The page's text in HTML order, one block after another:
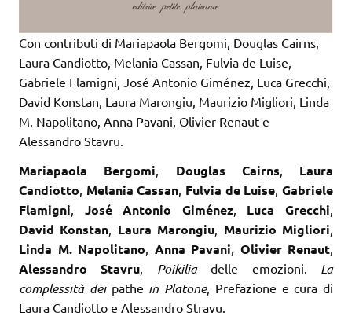
Con contributi di Mariapaola Bergomi, Douglas Cairns,
Laura Candiotto, Melania Cassan, Fulvia de Luise,
Gabriele Flamigni, José Antonio Giménez, Luca Grecchi,
David Konstan, Laura Marongiu, Maurizio Migliori, Linda
M. Napolitano, Anna Pavani, Olivier Renaut e
Alessandro Stavru.
Mariapaola Bergomi Douglas Cairns
Laura
Candiotto Melania Cassan Fulvia de Luise ,Gabriele
Flamigni
José Antonio Giménez, Luca Grecchi
David Konstan Laura Marongiu Maurizio Migliori
Linda M. Napolitano Anna Pavani Olivier Renaut
Alessandro Stavru Poikiliadelle emozioni. La
complessità dei pathe in Platone, Prefazione e cura di
Laura Candiotto e Alessandro Stravu.